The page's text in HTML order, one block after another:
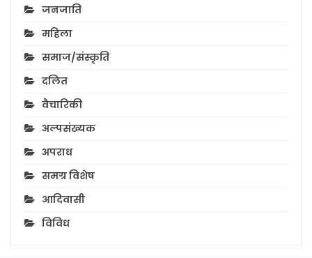
जनजाति
महिला
समाज/संस्कृति
दलित
वैचारिकी
अल्पसंख्यक
अपराध
समग्र विशेष
आदिवासी
विविध